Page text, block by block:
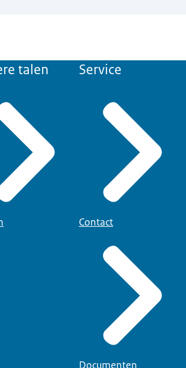
talen Service
Contact
Documenten